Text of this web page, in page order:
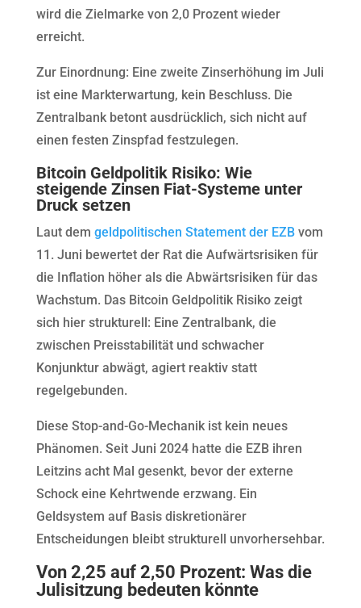
wird die Zielmarke von 2,0 Prozent wieder
erreicht.
Zur Einordnung: Eine zweite Zinserhöhung im Juli
ist eine Markterwartung, kein Beschluss. Die
Zentralbank betont ausdrücklich, sich nicht auf
einen festen Zinspfad festzulegen.
Bitcoin Geldpolitik Risiko: Wie
steigende Zinsen Fiat-Systeme unter
Druck setzen
Laut dem geldpolitischen Statement der EZBvom
11. Juni bewertet der Rat die Aufwärtsrisiken für
die Inflation höher als die Abwärtsrisiken für das
Wachstum. Das Bitcoin Geldpolitik Risiko zeigt
sich hier strukturell: Eine Zentralbank, die
zwischen Preisstabilität und schwacher
Konjunktur abwägt, agiert reaktiv statt
regelgebunden.
Diese Stop-and-Go-Mechanik ist kein neues
Phänomen. Seit Juni 2024 hatte die EZB ihren
Leitzins acht Mal gesenkt, bevor der externe
Schock eine Kehrtwende erzwang. Ein
Geldsystem auf Basis diskretionärer
Entscheidungen bleibt strukturell unvorhersehbar.
Von 2,25 auf 2,50 Prozent: Was die
Julisitzung bedeuten könnte